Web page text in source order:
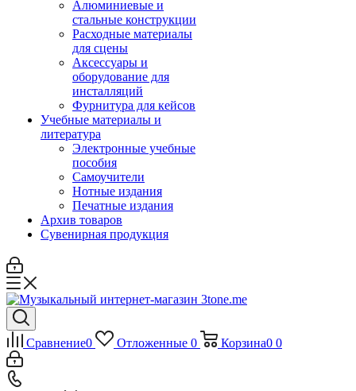
Алюминиевые и
стальные конструкции
Расходные материалы
для сцены
Аксессуары и
оборудование для
инсталляций
Фурнитура для кейсов
Учебные материалы и
литература
Электронные учебные
пособия
Самоучители
Нотные издания
Печатные издания
Архив товаров
Сувенирная продукция
Сравнение0 Отложенные 0 Корзина0 0